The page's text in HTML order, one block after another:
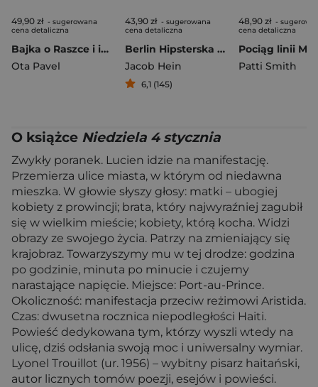
49,90 zł - sugerowana
cena detaliczna
Bajka o Raszce i inne opowiadania
Ota Pavel
43,90 zł - sugerowana
cena detaliczna
Berlin Hipsterska stolica Europy
Jacob Hein
6,1 (145)
48,90 zł -
cena detaliczna
Pociąg linii M
Patti Smith
O książce Niedziela 4 stycznia
Zwykły poranek. Lucien idzie na manifestację.
Przemierza ulice miasta, w którym od niedawna
mieszka. W głowie słyszy głosy: matki – ubogiej
kobiety z prowincji; brata, który najwyraźniej zagubił
się w wielkim mieście; kobiety, którą kocha. Widzi
obrazy ze swojego życia. Patrzy na zmieniający się
krajobraz. Towarzyszymy mu w tej drodze: godzina
po godzinie, minuta po minucie i czujemy
narastające napięcie. Miejsce: Port-au-Prince.
Okoliczność: manifestacja przeciw reżimowi Aristida.
Czas: dwusetna rocznica niepodległości Haiti.
Powieść dedykowana tym, którzy wyszli wtedy na
ulicę, dziś odsłania swoją moc i uniwersalny wymiar.
Lyonel Trouillot (ur. 1956) – wybitny pisarz haitański,
autor licznych tomów poezji, esejów i powieści.